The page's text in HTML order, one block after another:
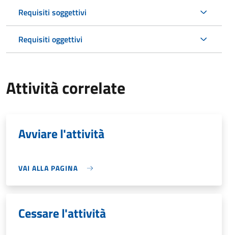
Requisiti soggettivi
Requisiti oggettivi
Attività correlate
Avviare l'attività
VAI ALLA PAGINA
Cessare l'attività